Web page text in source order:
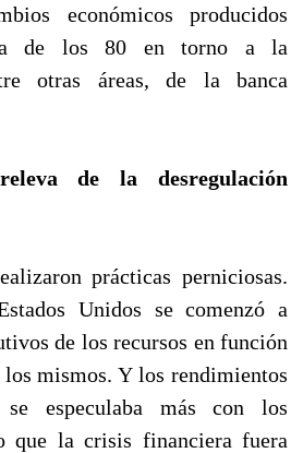
económicos producidos
de los 80 en torno a la
otras áreas, de la banca
de la desregulación
prácticas perniciosas.
Unidos se comenzó a
de los recursos en función
mismos. Y los rendimientos
especulaba más con los
que la crisis financiera fuera